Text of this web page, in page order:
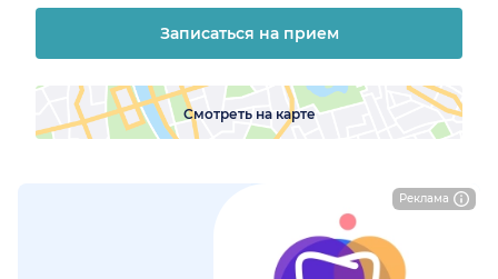
Реклама
Записаться на прием
Смотреть на карте